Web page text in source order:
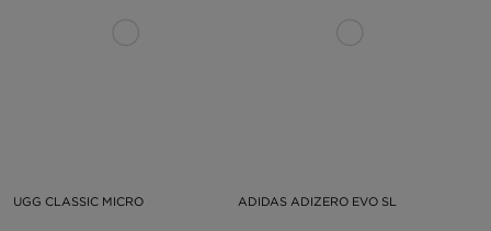
UGG CLASSIC MICRO ADIDAS ADIZERO EVO SL